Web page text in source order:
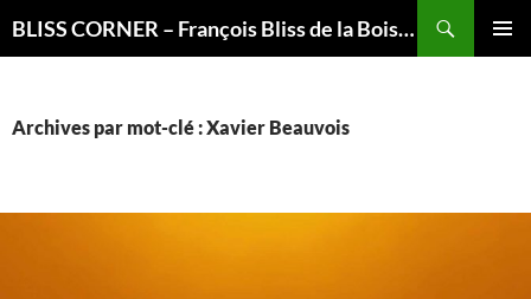
BLISS CORNER – François Bliss de la Boissière is here
Archives par mot-clé : Xavier Beauvois